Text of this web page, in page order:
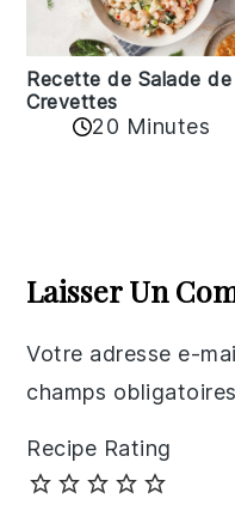
Recette de Salade de
Crevettes
20 Minutes
Interactions
Laisser Un
Votre adresse e-
champs
Recipe Rating